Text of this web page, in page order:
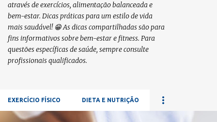
através de exercícios, alimentação balanceada e
bem-estar. Dicas práticas para um estilo de vida
mais saudável! 😁 As dicas compartilhadas são para
fins informativos sobre bem-estar e fitness. Para
questões específicas de saúde, sempre consulte
profissionais qualificados.
EXERCÍCIO FÍSICO DIETA E NUTRIÇÃO